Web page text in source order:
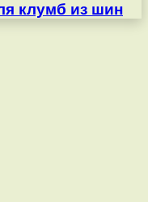
клумб из шин